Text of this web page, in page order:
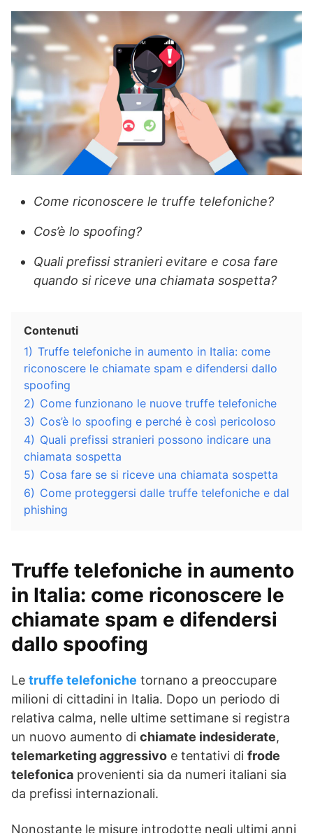
Come riconoscere le truffe telefoniche?
Cos’è lo spoofing?
Quali prefissi stranieri evitare e cosa fare
quando si riceve una chiamata sospetta?
Contenuti
1) Truffe telefoniche in aumento in Italia: come
riconoscere le chiamate spam e difendersi dallo
spoofing
2) Come funzionano le nuove truffe telefoniche
3) Cos’è lo spoofing e perché è così pericoloso
4) Quali prefissi stranieri possono indicare una
chiamata sospetta
5) Cosa fare se si riceve una chiamata sospetta
6) Come proteggersi dalle truffe telefoniche e dal
phishing
Truffe telefoniche in aumento
in Italia: come riconoscere le
chiamate spam e difendersi
dallo spoofing
Le truffe telefoniche tornano a preoccupare
milioni di cittadini in Italia. Dopo un periodo di
relativa calma, nelle ultime settimane si registra
un nuovo aumento di chiamate indesiderate,
telemarketing aggressivo e tentativi di frode
telefonica provenienti sia da numeri italiani sia
da prefissi internazionali.
Nonostante le misure introdotte negli ultimi anni